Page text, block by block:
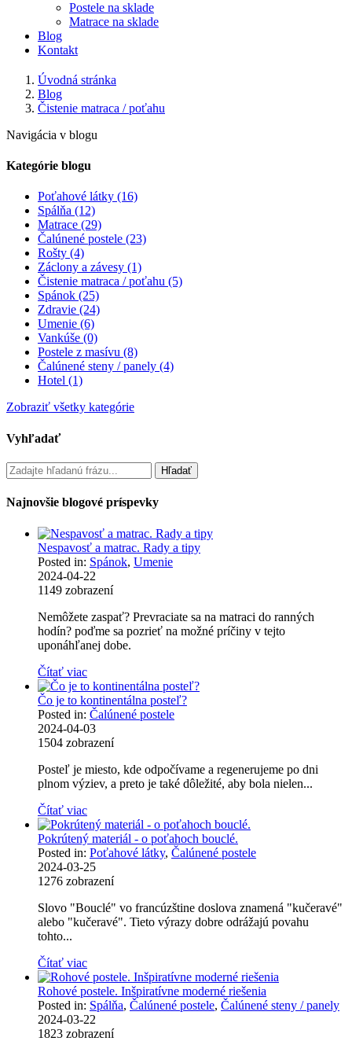
Postele na sklade
Matrace na sklade
Blog
Kontakt
Úvodná stránka
Blog
Čistenie matraca / poťahu
Navigácia v blogu
Kategórie blogu
Poťahové látky (16)
Spálňa (12)
Matrace (29)
Čalúnené postele (23)
Rošty (4)
Záclony a závesy (1)
Čistenie matraca / poťahu (5)
Spánok (25)
Zdravie (24)
Umenie (6)
Vankúše (0)
Postele z masívu (8)
Čalúnené steny / panely (4)
Hotel (1)
Zobraziť všetky kategórie
Vyhľadať
Najnovšie blogové príspevky
Nespavosť a matrac. Rady a tipy
Posted in: Spánok, Umenie
2024-04-22
1149 zobrazení
Nemôžete zaspať? Prevraciate sa na matraci do ranných
hodín? poďme sa pozrieť na možné príčiny v tejto
uponáhľanej dobe.
Čítať viac
Čo je to kontinentálna posteľ?
Posted in: Čalúnené postele
2024-04-03
1504 zobrazení
Posteľ je miesto, kde odpočívame a regenerujeme po dni
plnom výziev, a preto je také dôležité, aby bola nielen...
Čítať viac
Pokrútený materiál - o poťahoch bouclé.
Posted in: Poťahové látky, Čalúnené postele
2024-03-25
1276 zobrazení
Slovo "Bouclé" vo francúzštine doslova znamená "kučeravé"
alebo "kučeravé". Tieto výrazy dobre odrážajú povahu
tohto...
Čítať viac
Rohové postele. Inšpiratívne moderné riešenia
Posted in: Spálňa, Čalúnené postele, Čalúnené steny / panely
2024-03-22
1823 zobrazení